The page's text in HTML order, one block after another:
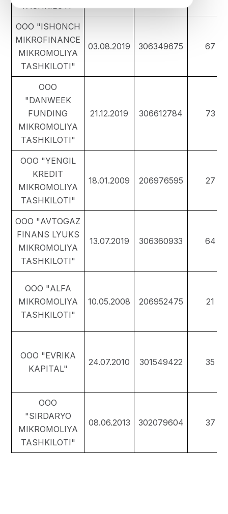
TASHKILOTI"
ООО "ISHONCH
MIKROFINANCE
MIKROMOLIYA
TASHKILOTI"
03.08.2019 306349675 67
ООО
"DANWEEK
FUNDING
MIKROMOLIYA
TASHKILOTI"
21.12.2019 306612784 73
ООО "YENGIL
KREDIT
MIKROMOLIYA
TASHKILOTI"
18.01.2009 206976595 27
ООО "AVTOGAZ
FINANS LYUKS
MIKROMOLIYA
TASHKILOTI"
13.07.2019 306360933 64
ООО "ALFA
MIKROMOLIYA
TASHKILOTI"
10.05.2008 206952475 21
ООО "EVRIKA
KAPITAL"
24.07.2010 301549422 35
ООО
"SIRDARYO
MIKROMOLIYA
TASHKILOTI"
08.06.2013 302079604 37